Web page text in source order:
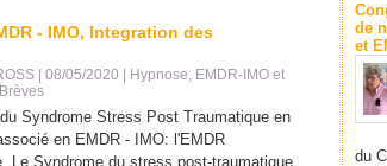
- IMO, Integration des
| 08/05/2020
Hypnose, EMDR-IMO et
Syndrome Stress Post Traumatique en
en EMDR - IMO: l'EMDR
Le Syndrome du stress post-traumatique
de
et
du